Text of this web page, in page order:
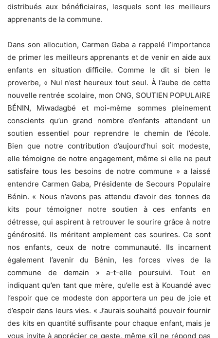
distribués aux bénéficiaires, lesquels sont les meilleurs
apprenants de la commune.
Dans son allocution, Carmen Gaba a rappelé l’importance
de primer les meilleurs apprenants et de venir en aide aux
enfants en situation difficile. Comme le dit si bien le
proverbe, « Nul n’est heureux tout seul. À l’aube de cette
nouvelle rentrée scolaire, mon ONG, SOUTIEN POPULAIRE
BÉNIN, Miwadagbé et moi-même sommes pleinement
conscients qu’un grand nombre d’enfants attendent un
soutien essentiel pour reprendre le chemin de l’école.
Bien que notre contribution d’aujourd’hui soit modeste,
elle témoigne de notre engagement, même si elle ne peut
satisfaire tous les besoins de notre commune » a laissé
entendre Carmen Gaba, Présidente de Secours Populaire
Bénin. « Nous n’avons pas attendu d’avoir des tonnes de
kits pour témoigner notre soutien à ces enfants en
détresse, qui aspirent à retrouver le sourire grâce à notre
générosité. Ils méritent amplement ces sourires. Ce sont
nos enfants, ceux de notre communauté. Ils incarnent
également l’avenir du Bénin, les forces vives de la
commune de demain » a-t-elle poursuivi. Tout en
indiquant qu’en tant que mère, qu’elle est à Kouandé avec
l’espoir que ce modeste don apportera un peu de joie et
d’espoir dans leurs vies. « J’aurais souhaité pouvoir fournir
des kits en quantité suffisante pour chaque enfant, mais je
vous invite à apprécier ce geste, même s’il ne répond pas